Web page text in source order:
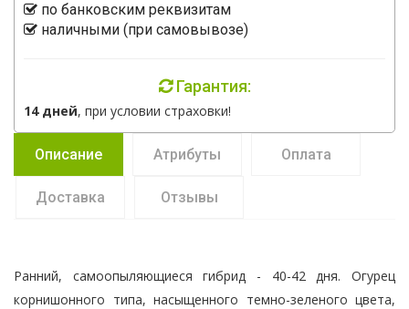
по банковским реквизитам
наличными (при самовывозе)
Гарантия:
14 дней, при условии страховки!
Описание Атрибуты Оплата
Доставка Отзывы
Ранний, самоопыляющиеся гибрид - 40-42 дня. Огурец
корнишонного типа, насыщенного темно-зеленого цвета,